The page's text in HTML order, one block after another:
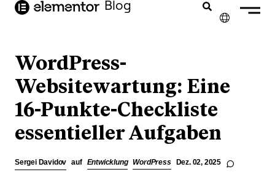
springen
Blog
FRANÇAIS
NEDERLANDS
PORTUGUÊS
WordPress-
Websitewartung: Eine
16-Punkte-Checkliste
essentieller Aufgaben
Sergei Davidov auf Entwicklung WordPress Dez. 02, 2025